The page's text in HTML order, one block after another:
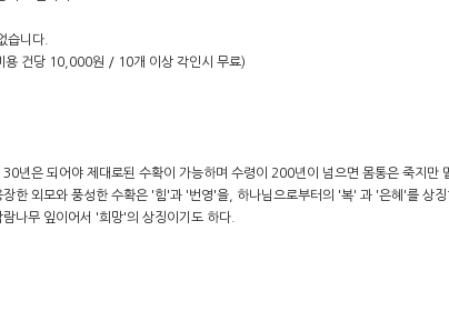
습니다.
용 건당 10,000원 / 10개 이상 각인시 무료)
년은 되어야 제대로된 수확이 가능하며 수령이 200년이 넘으면 몸통은 죽지
한 외모와 풍성한 수확은 '힘'과 '번영'을, 하나님으로부터의 '복' 과 '은혜'를 상징
나무 잎이어서 '희망'의 상징이기도 하다.